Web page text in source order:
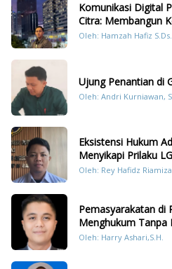
Komunikasi Digital
Citra: Membangun
Konten Humanis
Oleh: Hamzah Hafiz S.Ds.
Ujung Penantian di
Oleh: Andri Kurniawan,
Eksistensi Hukum
Menyikapi Prilaku
Dengan Hukum
Oleh: Rey Hafidz
Pemasyarakatan di
Menghukum Tanpa
Oleh: Harry Ashari,S.H.